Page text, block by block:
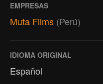
EMPRESAS
Muta Films (Perú)
IDIOMA ORIGINAL
Español